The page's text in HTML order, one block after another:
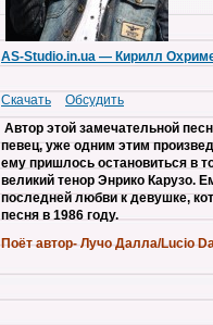
AS-Studio.in.ua — Кирилл
Скачать Обсудить
Автор этой замечательной
певец, уже одним этим
ему пришлось остановиться в
великий тенор Энрико Карузо.
последней любви к девушке,
песня в 1986 году.
Поёт автор-Лучо Далла/Lucio